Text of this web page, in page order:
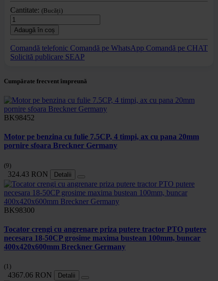
Cantitate: (Bucăți)
Adaugă în coș
Comandă telefonic Comandă pe WhatsApp Comandă pe CHAT
Solicită publicare SEAP
Cumpărate frecvent împreună
BK98452
Motor pe benzina cu fulie 7.5CP, 4 timpi, ax cu pana 20mm
pornire sfoara Breckner Germany
(9)
324.43 RON Detalii
BK98300
Tocator crengi cu angrenare priza putere tractor PTO putere
necesara 18-50CP grosime maxima bustean 100mm, buncar
400x420x600mm Breckner Germany
(1)
4367.06 RON Detalii